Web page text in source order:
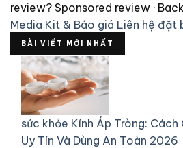
review? Sponsored review ·
Media Kit & Báo giá Liên hệ đặt
BÀI VIẾT MỚI NHẤT
sức khỏe Kính Áp Tròng: Cách
Uy Tín Và Dùng An Toàn 2026